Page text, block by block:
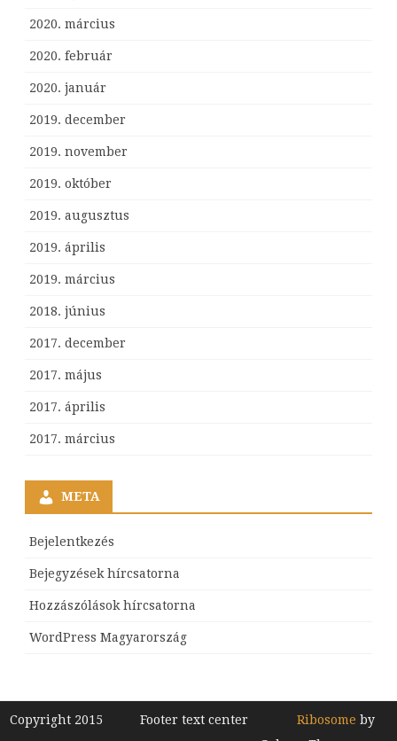
2020. március
2020. február
2020. január
2019. december
2019. november
2019. október
2019. augusztus
2019. április
2019. március
2018. június
2017. december
2017. május
2017. április
2017. március
META
Bejelentkezés
Bejegyzések hírcsatorna
Hozzászólások hírcsatorna
WordPress Magyarország
Copyright 2015 Footer text center Ribosome by